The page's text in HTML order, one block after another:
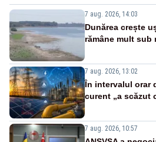
7 aug. 2026, 14:03
Dunărea crește
rămâne mult
7 aug. 2026, 13:02
În intervalul orar
curent „a scăzut
7 aug. 2026, 10:57